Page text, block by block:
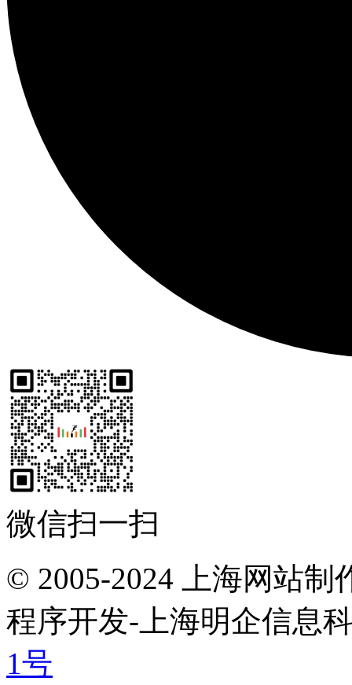
微信扫一扫
© 2005-2024 上海网站制
程序开发-上海明企信息
1号